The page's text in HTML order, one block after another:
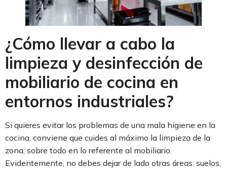
¿Cómo llevar a cabo la
limpieza y desinfección de
mobiliario de cocina en
entornos industriales?
Si quieres evitar los problemas de una mala higiene en la
cocina, conviene que cuides al máximo la limpieza de la
zona, sobre todo en lo referente al mobiliario.
Evidentemente, no debes dejar de lado otras áreas: suelos,